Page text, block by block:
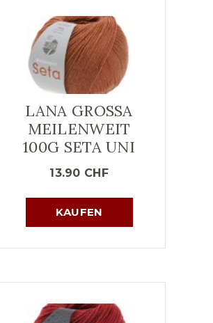
LANA GROSSA
MEILENWEIT
100G SETA UNI
13.90 CHF
KAUFEN